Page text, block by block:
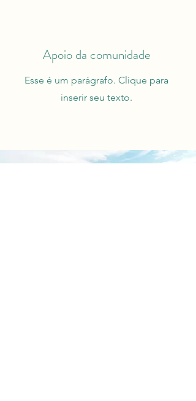
Apoio da comunidade
Esse é um parágrafo. Clique para
inserir seu texto.